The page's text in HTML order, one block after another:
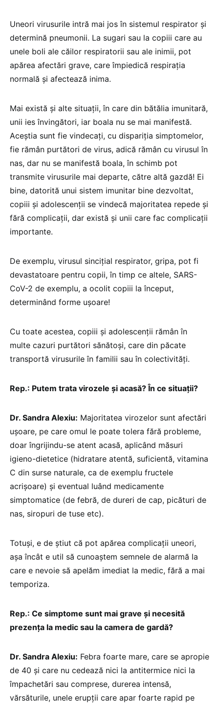
Uneori virusurile intră mai jos în sistemul respirator și
determină pneumonii. La sugari sau la copiii care au
unele boli ale căilor respiratorii sau ale inimii, pot
apărea afectări grave, care împiedică respirația
normală și afectează inima.
Mai există și alte situații, în care din bătălia imunitară,
unii ies învingători, iar boala nu se mai manifestă.
Aceștia sunt fie vindecați, cu dispariția simptomelor,
fie rămân purtători de virus, adică rămân cu virusul în
nas, dar nu se manifestă boala, în schimb pot
transmite virusurile mai departe, către altă gazdă! Ei
bine, datorită unui sistem imunitar bine dezvoltat,
copiii și adolescenții se vindecă majoritatea repede și
fără complicații, dar există și unii care fac complicații
importante.
De exemplu, virusul sincițial respirator, gripa, pot fi
devastatoare pentru copii, în timp ce altele, SARS-
CoV-2 de exemplu, a ocolit copiii la început,
determinând forme ușoare!
Cu toate acestea, copiii și adolescenții rămân în
multe cazuri purtători sănătoși, care din păcate
transportă virusurile în familii sau în colectivități.
Rep.: Putem trata virozele și acasă? În ce situații?
Dr. Sandra Alexiu: Majoritatea virozelor sunt afectări
ușoare, pe care omul le poate tolera fără probleme,
doar îngrijindu-se atent acasă, aplicând măsuri
igieno-dietetice (hidratare atentă, suficientă, vitamina
C din surse naturale, ca de exemplu fructele
acrișoare) și eventual luând medicamente
simptomatice (de febră, de dureri de cap, picături de
nas, siropuri de tuse etc).
Totuși, e de știut că pot apărea complicații uneori,
așa încât e util să cunoaștem semnele de alarmă la
care e nevoie să apelăm imediat la medic, fără a mai
temporiza.
Rep.: Ce simptome sunt mai grave și necesită
prezența la medic sau la camera de gardă?
Dr. Sandra Alexiu: Febra foarte mare, care se apropie
de 40 și care nu cedează nici la antitermice nici la
împachetări sau comprese, durerea intensă,
vărsăturile, unele erupții care apar foarte rapid pe